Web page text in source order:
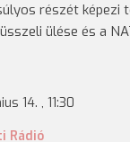
részét képezi
ülése és a
14. , 11:30
Rádió